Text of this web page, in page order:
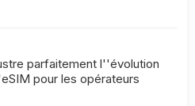
parfaitement l''évolution
pour les opérateurs